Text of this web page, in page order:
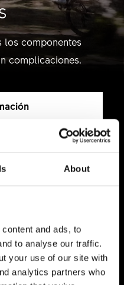
About
and ads, to
to analyse our traffic.
your use of our site with
analytics partners who
los componentes
complicaciones.
la ingeniería y
en el desarrollo de
principio rector es
cada vez más